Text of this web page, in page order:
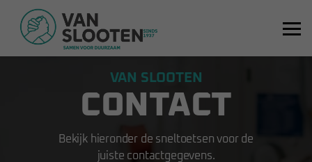
VAN SLOOTEN
CONTACT
Bekijk hieronder de sneltoetsen voor de
juiste contactgegevens.